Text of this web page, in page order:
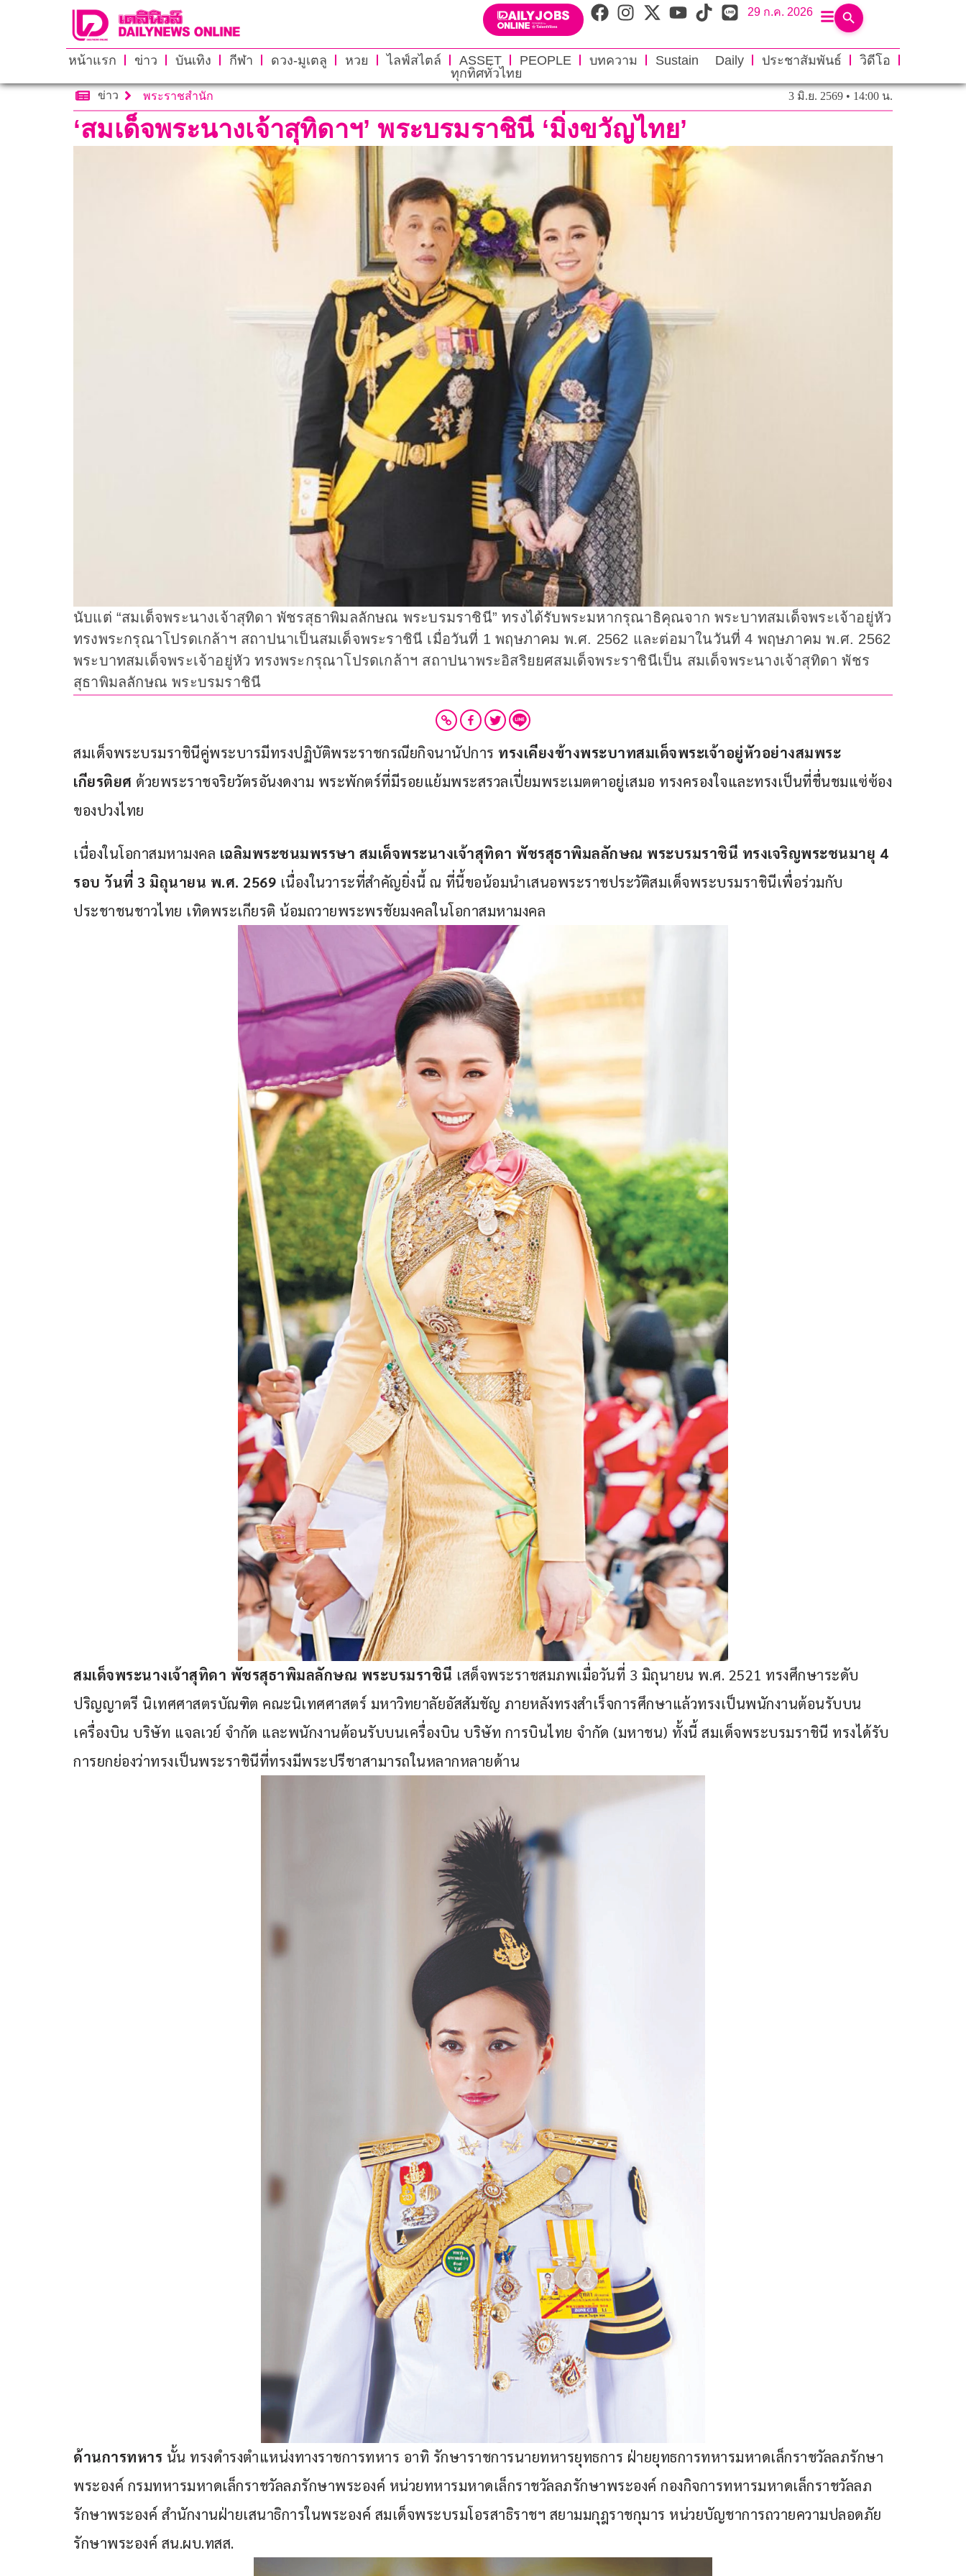
29 ก.ค. 2026
หน้าแรก ข่าว บันเทิง กีฬา ดวง-มูเตลู หวย ไลฟ์สไตล์ ASSET PEOPLE บทความ Sustain Daily ประชาสัมพันธ์
วิดีโอ
ทุกทิศทั่วไทย
ข่าว พระราชสำนัก 3 มิ.ย. 2569 • 14:00 น.
‘สมเด็จพระนางเจ้าสุทิดาฯ’ พระบรมราชินี ‘มิ่งขวัญไทย’
นับแต่ “สมเด็จพระนางเจ้าสุทิดา พัชรสุธาพิมลลักษณ พระบรมราชินี” ทรงได้รับพระมหากรุณาธิคุณจาก พระบาทสมเด็จพระเจ้าอยู่หัว
ทรงพระกรุณาโปรดเกล้าฯ สถาปนาเป็นสมเด็จพระราชินี เมื่อวันที่ 1 พฤษภาคม พ.ศ. 2562 และต่อมาในวันที่ 4 พฤษภาคม พ.ศ. 2562
พระบาทสมเด็จพระเจ้าอยู่หัว ทรงพระกรุณาโปรดเกล้าฯ สถาปนาพระอิสริยยศสมเด็จพระราชินีเป็น สมเด็จพระนางเจ้าสุทิดา พัชร
สุธาพิมลลักษณ พระบรมราชินี
สมเด็จพระบรมราชินีคู่พระบารมีทรงปฏิบัติพระราชกรณียกิจนานัปการ ทรงเคียงข้างพระบาทสมเด็จพระเจ้าอยู่หัวอย่างสมพระ
เกียรติยศ ด้วยพระราชจริยวัตรอันงดงาม พระพักตร์ที่มีรอยแย้มพระสรวลเปี่ยมพระเมตตาอยู่เสมอ ทรงครองใจและทรงเป็นที่ชื่นชมแซ่ซ้อง
ของปวงไทย
เนื่องในโอกาสมหามงคล เฉลิมพระชนมพรรษา สมเด็จพระนางเจ้าสุทิดา พัชรสุธาพิมลลักษณ พระบรมราชินี ทรงเจริญพระชนมายุ 4
รอบ วันที่ 3 มิถุนายน พ.ศ. 2569 เนื่องในวาระที่สำคัญยิ่งนี้ ณ ที่นี้ขอน้อมนำเสนอพระราชประวัติสมเด็จพระบรมราชินีเพื่อร่วมกับ
ประชาชนชาวไทย เทิดพระเกียรติ น้อมถวายพระพรชัยมงคลในโอกาสมหามงคล
สมเด็จพระนางเจ้าสุทิดา พัชรสุธาพิมลลักษณ พระบรมราชินี เสด็จพระราชสมภพเมื่อวันที่ 3 มิถุนายน พ.ศ. 2521 ทรงศึกษาระดับ
ปริญญาตรี นิเทศศาสตรบัณฑิต คณะนิเทศศาสตร์ มหาวิทยาลัยอัสสัมชัญ ภายหลังทรงสำเร็จการศึกษาแล้วทรงเป็นพนักงานต้อนรับบน
เครื่องบิน บริษัท แจลเวย์ จำกัด และพนักงานต้อนรับบนเครื่องบิน บริษัท การบินไทย จำกัด (มหาชน) ทั้งนี้ สมเด็จพระบรมราชินี ทรงได้รับ
การยกย่องว่าทรงเป็นพระราชินีที่ทรงมีพระปรีชาสามารถในหลากหลายด้าน
ด้านการทหาร นั้น ทรงดำรงตำแหน่งทางราชการทหาร อาทิ รักษาราชการนายทหารยุทธการ ฝ่ายยุทธการทหารมหาดเล็กราชวัลลภรักษา
พระองค์ กรมทหารมหาดเล็กราชวัลลภรักษาพระองค์ หน่วยทหารมหาดเล็กราชวัลลภรักษาพระองค์ กองกิจการทหารมหาดเล็กราชวัลลภ
รักษาพระองค์ สำนักงานฝ่ายเสนาธิการในพระองค์ สมเด็จพระบรมโอรสาธิราชฯ สยามมกุฎราชกุมาร หน่วยบัญชาการถวายความปลอดภัย
รักษาพระองค์ สน.ผบ.ทสส.